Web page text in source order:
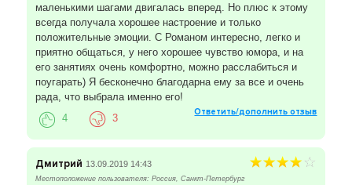
маленькими шагами двигалась вперед. Но плюс к этому
всегда получала хорошее настроение и только
положительные эмоции. С Романом интересно, легко и
приятно общаться, у него хорошее чувство юмора, и на
его занятиях очень комфортно, можно расслабиться и
поугарать) Я бесконечно благодарна ему за все и очень
рада, что выбрала именно его!
Ответить/дополнить отзыв
4 3
Дмитрий 13.09.2019 14:43
Местоположение пользователя: Россия, Санкт-Петербург